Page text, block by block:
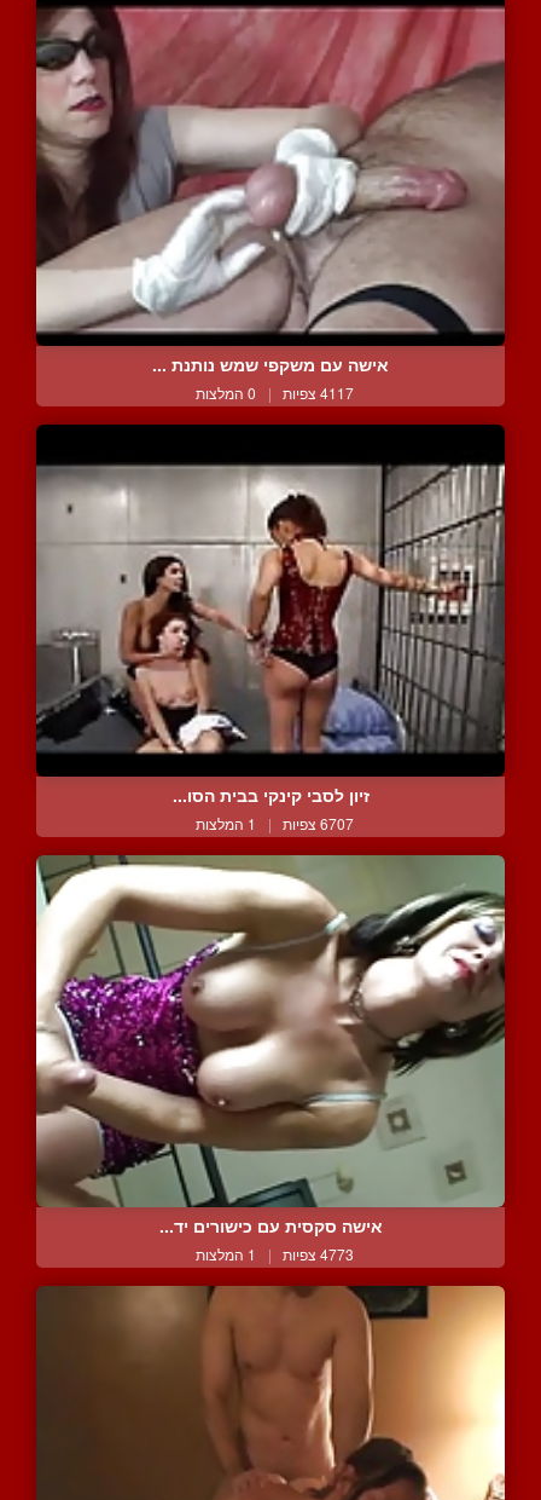
אישה עם משקפי שמש נותנת ...
4117 צפיות | 0 המלצות
זיון לסבי קינקי בבית הסו...
6707 צפיות | 1 המלצות
אישה סקסית עם כישורים יד...
4773 צפיות | 1 המלצות